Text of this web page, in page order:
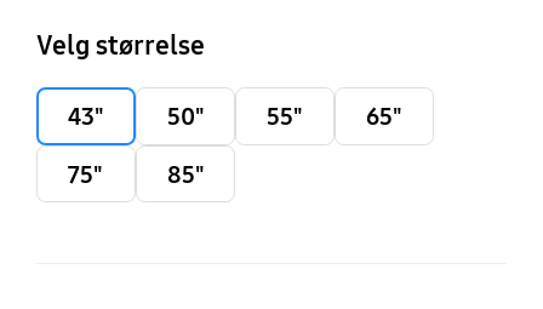
Velg størrelse
43" 50" 55"
65"
75"
85"